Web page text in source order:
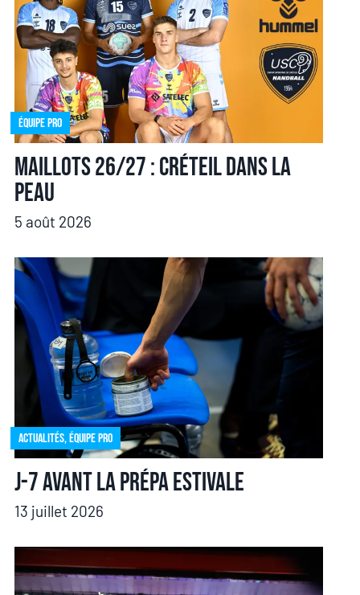
Équipe pro
Maillots 26/27 : Créteil dans la
peau
5 août 2026
Actualités,Équipe pro
J-7 avant la prépa estivale
13 juillet 2026